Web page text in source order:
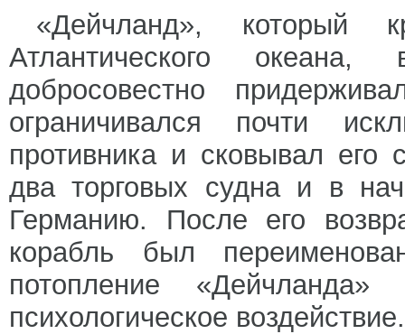
«Дейчланд», который
Атлантического
добросовестно
ограничивался почти
противника и сковывал его
два торговых судна и в
Германию. После его
корабль был
потопление «Дейчланда»
психологическое воздействие.